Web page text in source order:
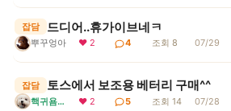
잡담 드디어..휴가이브네ㅋ
뿌꾸엉아 ❤ 2 4 조회 8 07/29
잡담 토스에서 보조용 베터리 구매^^
핵귀욤서리 ❤ 2 5 조회 14 07/28